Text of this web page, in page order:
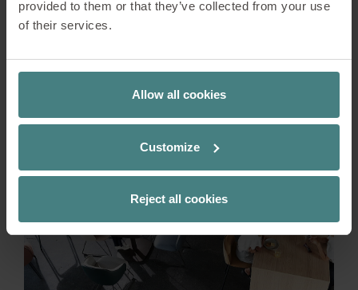
provided to them or that they’ve collected from your use
of their services.
Allow all cookies
Customize
Reject all cookies